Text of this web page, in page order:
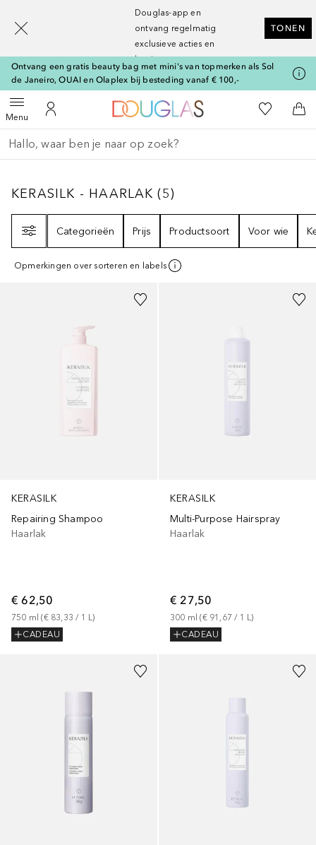
Douglas-app en
ontvang regelmatig
exclusieve acties en
kortingen
TONEN
Ontvang een gratis beauty bag met mini's van topmerken als Sol
de Janeiro, OUAI en Olaplex bij besteding vanaf € 100,-
MenuOpen menuNaar Mijn Account
Naar Douglas Home
Naar Mijn
Ga terug
Zoekopdracht uitvoeren
KERASILK - HAARLAK5
KERASILK - HAARLAK (5)
Categorieën
Prijs Productsoort Voor wie
Opmerkingen over sorteren en labels
KERASILK
Repairing Shampoo
Haarlak
€ 62,50
750 ml (€ 83,33 / 1 L)
CADEAU
KERASILK
Multi-Purpose Hairspray
Haarlak
€ 27,50
300 ml (€ 91,67 / 1 L)
CADEAU
[navigation.slideout.screenreader]